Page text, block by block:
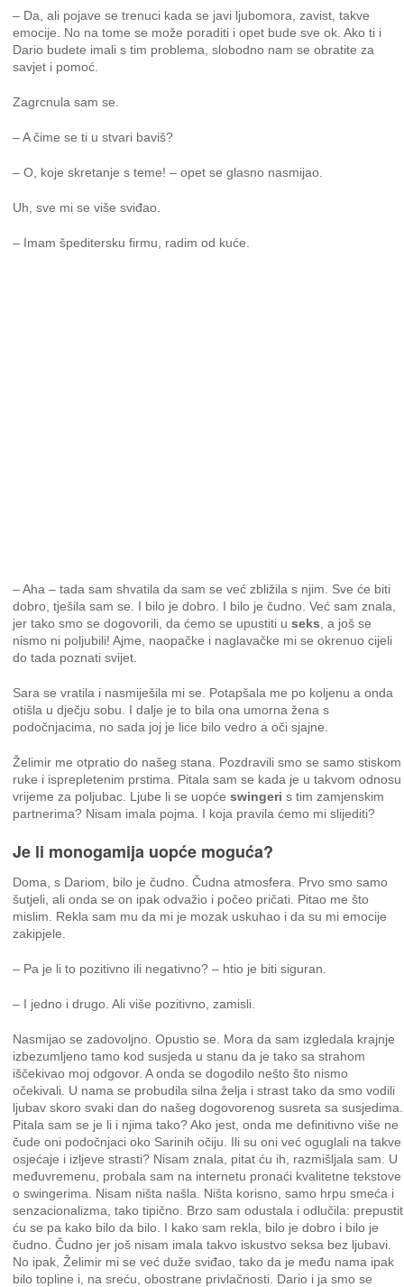
– Da, ali pojave se trenuci kada se javi ljubomora, zavist, takve
emocije. No na tome se može poraditi i opet bude sve ok. Ako ti i
Dario budete imali s tim problema, slobodno nam se obratite za
savjet i pomoć.
Zagrcnula sam se.
– A čime se ti u stvari baviš?
– O, koje skretanje s teme! – opet se glasno nasmijao.
Uh, sve mi se više sviđao.
– Imam špeditersku firmu, radim od kuće.
– Aha – tada sam shvatila da sam se već zbližila s njim. Sve će biti
dobro, tješila sam se. I bilo je dobro. I bilo je čudno. Već sam znala,
jer tako smo se dogovorili, da ćemo se upustiti useks , a još se
nismo ni poljubili! Ajme, naopačke i naglavačke mi se okrenuo cijeli
do tada poznati svijet.
Sara se vratila i nasmiješila mi se. Potapšala me po koljenu a onda
otišla u dječju sobu. I dalje je to bila ona umorna žena s
podočnjacima, no sada joj je lice bilo vedro a oči sjajne.
Želimir me otpratio do našeg stana. Pozdravili smo se samo stiskom
ruke i isprepletenim prstima. Pitala sam se kada je u takvom odnosu
vrijeme za poljubac. Ljube li se uopćeswingeri s tim zamjenskim
partnerima? Nisam imala pojma. I koja pravila ćemo mi slijediti?
Je li monogamija uopće moguća?
Doma, s Dariom, bilo je čudno. Čudna atmosfera. Prvo smo samo
šutjeli, ali onda se on ipak odvažio i počeo pričati. Pitao me što
mislim. Rekla sam mu da mi je mozak uskuhao i da su mi emocije
zakipjele.
– Pa je li to pozitivno ili negativno? – htio je biti siguran.
– I jedno i drugo. Ali više pozitivno, zamisli.
Nasmijao se zadovoljno. Opustio se. Mora da sam izgledala krajnje
izbezumljeno tamo kod susjeda u stanu da je tako sa strahom
iščekivao moj odgovor. A onda se dogodilo nešto što nismo
očekivali. U nama se probudila silna želja i strast tako da smo vodili
ljubav skoro svaki dan do našeg dogovorenog susreta sa susjedima.
Pitala sam se je li i njima tako? Ako jest, onda me definitivno više ne
čude oni podočnjaci oko Sarinih očiju. Ili su oni već oguglali na takve
osjećaje i izljeve strasti? Nisam znala, pitat ću ih, razmišljala sam. U
međuvremenu, probala sam na internetu pronaći kvalitetne tekstove
o swingerima. Nisam ništa našla. Ništa korisno, samo hrpu smeća i
senzacionalizma, tako tipično. Brzo sam odustala i odlučila: prepustit
ću se pa kako bilo da bilo. I kako sam rekla, bilo je dobro i bilo je
čudno. Čudno jer još nisam imala takvo iskustvo seksa bez ljubavi.
No ipak, Želimir mi se već duže sviđao, tako da je među nama ipak
bilo topline i, na sreću, obostrane privlačnosti. Dario i ja smo se